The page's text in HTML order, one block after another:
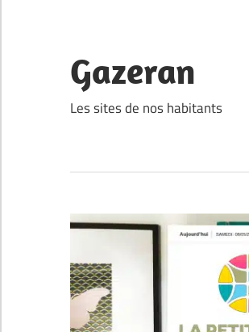
content
Gazeran
Les sites de nos habitants